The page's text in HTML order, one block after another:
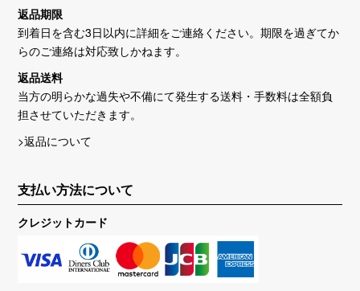
返品期限
到着日を含む3日以内に詳細をご連絡ください。期限を過ぎてか
らのご連絡は対応致しかねます。
返品送料
当方の明らかな過失や不備にて発生する送料・手数料は全額負
担させていただきます。
>返品について
支払い方法について
クレジットカード